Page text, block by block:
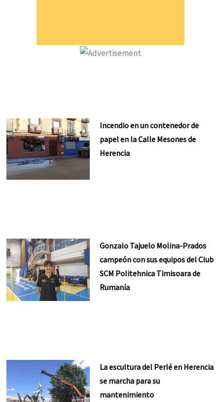
Incendio en un contenedor de
papel en la Calle Mesones de
Herencia
Gonzalo Tajuelo Molina-Prados
campeón con sus equipos del Club
SCM Politehnica Timisoara de
Rumanía
La escultura del Perlé en Herencia
se marcha para su
mantenimiento